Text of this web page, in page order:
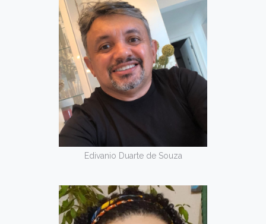
Edivanio Duarte de Souza